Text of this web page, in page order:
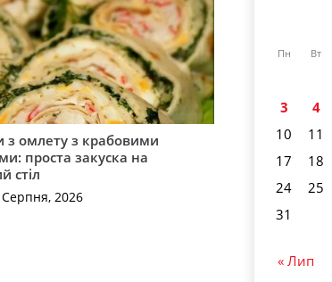
з омлету з крабовими
проста закуска на
стіл
2026
Пн Вт
3
4
10
11
17
18
24
25
31
« Лип